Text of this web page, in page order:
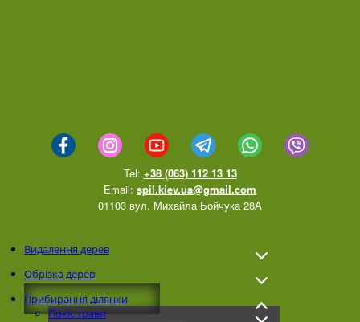
Tel: +38 (063) 112 13 13
Email: spil.kiev.ua@gmail.com
01103 вул. Михайла Бойчука 28А
Видалення дерев
Обрізка дерев
Прибирання ділянки
Покіс трави